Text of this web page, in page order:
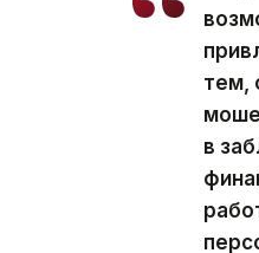
тем,
в